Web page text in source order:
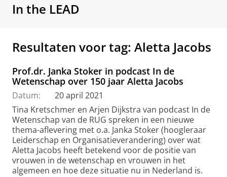
In the LEAD
Resultaten voor tag: Aletta Jacobs
Prof.dr. Janka Stoker in podcast In de
Wetenschap over 150 jaar Aletta Jacobs
Datum:
20 april 2021
Tina Kretschmer en Arjen Dijkstra van podcast In de
Wetenschap van de RUG spreken in een nieuwe
thema-aflevering met o.a. Janka Stoker (hoogleraar
Leiderschap en Organisatieverandering) over wat
Aletta Jacobs heeft betekend voor de positie van
vrouwen in de wetenschap en vrouwen in het
algemeen en hoe deze situatie nu in Nederland is.